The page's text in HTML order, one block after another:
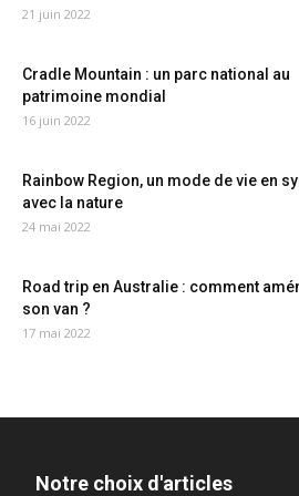
21 juin 2022
Cradle Mountain : un parc national au
patrimoine mondial
16 juin 2022
Rainbow Region, un mode de vie en
avec la nature
24 mai 2022
Road trip en Australie : comment
son van ?
17 mai 2022
Notre choix d'articles